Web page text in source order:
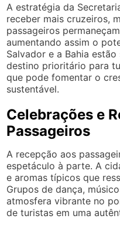
A estratégia da
receber mais cruzeiros,
passageiros
aumentando assim o
Salvador e a Bahia
destino prioritário para
que pode fomentar o
sustentável.
Celebrações e
Passageiros
A recepção aos
espetáculo à parte. A
e aromas típicos que
Grupos de dança,
atmosfera vibrante no
de turistas em uma